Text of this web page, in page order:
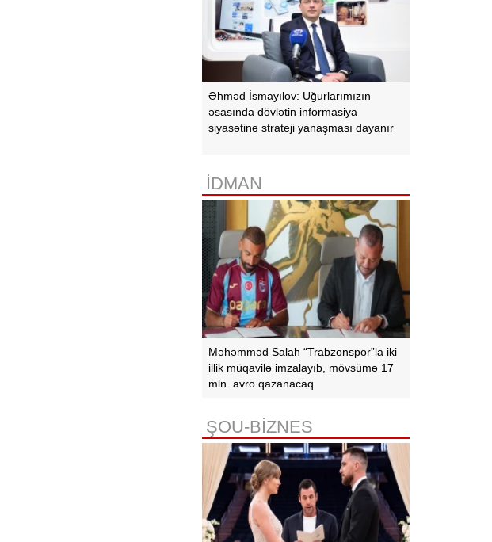
Əhməd İsmayılov: Uğurlarımızın
əsasında dövlətin informasiya
siyasətinə strateji yanaşması dayanır
İDMAN
Məhəmməd Salah “Trabzonspor”la iki
illik müqavilə imzalayıb, mövsümə 17
mln. avro qazanacaq
ŞOU-BİZNES